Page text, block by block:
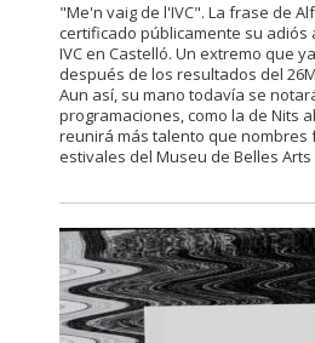
"Me'n vaig de l'IVC". La frase de
certificado públicamente su adiós
IVC en Castelló. Un extremo que
después de los resultados del
Aun así, su mano todavía se
programaciones, como la de Nits
reunirá más talento que nombres
estivales del Museu de Belles Arts